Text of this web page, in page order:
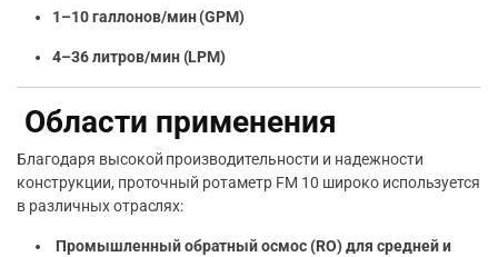
1–10 галлонов/мин (GPM)
4–36 литров/мин (LPM)
Области применения
Благодаря высокой производительности и надежности
конструкции, проточный ротаметр FM 10 широко используется
в различных отраслях:
Промышленный обратный осмос (RO) для средней и